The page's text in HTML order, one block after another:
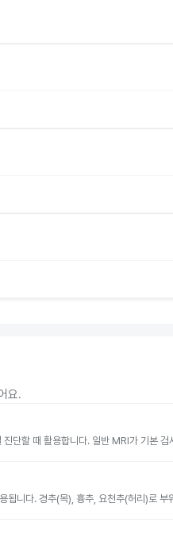
요.
단할 때 활용합니다. 일반 MRI가 기본 검
됩니다. 경추(목), 흉추, 요천추(허리)로 부